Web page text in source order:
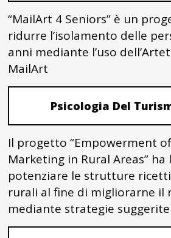
“MailArt 4 Seniors” è un
ridurre l’isolamento delle
anni mediante l’uso
MailArt
Psicologia Del
Il progetto “Empowerment
Marketing in Rural Areas”
potenziare le strutture
rurali al fine di migliorarne il
mediante strategie